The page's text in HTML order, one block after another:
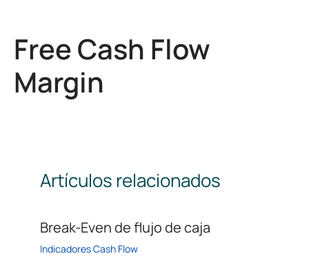
Free Cash Flow
Margin
Artículos relacionados
Break-Even de flujo de caja
Indicadores Cash Flow